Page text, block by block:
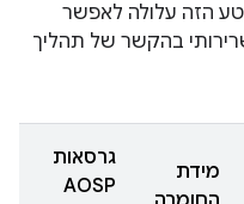
הזה עלולה לאפשר
בהקשר של תהליך
מידת
גרסאות
AOSP